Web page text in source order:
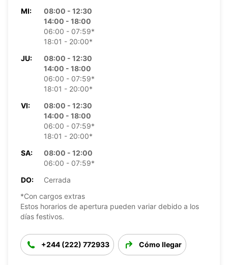
MI:
08:00 - 12:30
14:00 - 18:00
06:00 - 07:59*
18:01 - 20:00*
JU:
08:00 - 12:30
14:00 - 18:00
06:00 - 07:59*
18:01 - 20:00*
VI:
08:00 - 12:30
14:00 - 18:00
06:00 - 07:59*
18:01 - 20:00*
SA:
08:00 - 12:00
06:00 - 07:59*
DO:
Cerrada
*Con cargos extras
Estos horarios de apertura pueden variar debido a los
días festivos.
+244 (222) 772933 Cómo llegar